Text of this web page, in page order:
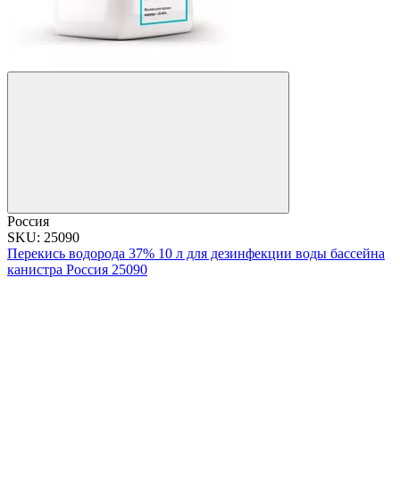
Россия
SKU: 25090
Перекись водорода 37% 10 л для дезинфекции воды бассейна
канистра Россия 25090